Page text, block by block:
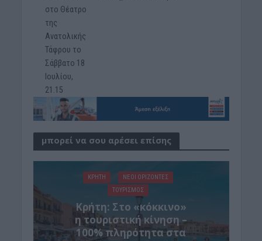
στο Θέατρο
της
Ανατολικής
Τάφρου το
Σάββατο 18
Ιουλίου,
21.15
μπορεί να σου αρέσει επίσης
ΚΡΗΤΗ
ΝΕΟΙ ΟΡΙΖΟΝΤΕΣ
ΤΟΥΡΙΣΜΟΣ
Κρήτη: Στο «κόκκινο»
η τουριστική κίνηση –
100% πληρότητα στα